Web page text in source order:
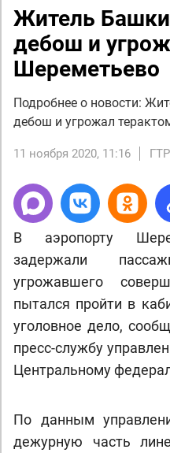
Житель
дебош и
Шереметьево
Подробнее о новости:
дебош и угрожал
11 ноября 2020, 11:16
В аэропорту
задержали
угрожавшего
пытался пройти в
уголовное дело,
пресс-службу
Центральному
По данным
дежурную часть